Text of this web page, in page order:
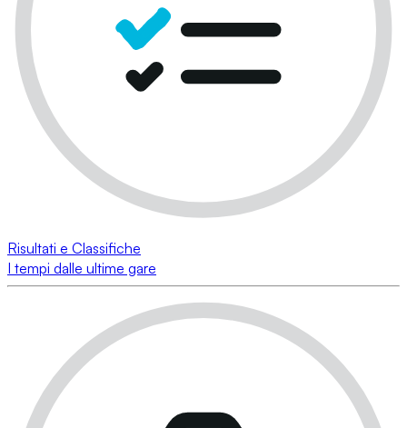
Risultati e Classifiche
I tempi dalle ultime gare